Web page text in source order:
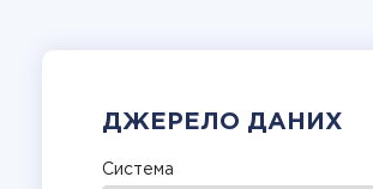
ДЖЕРЕЛО ДАНИХ
Система